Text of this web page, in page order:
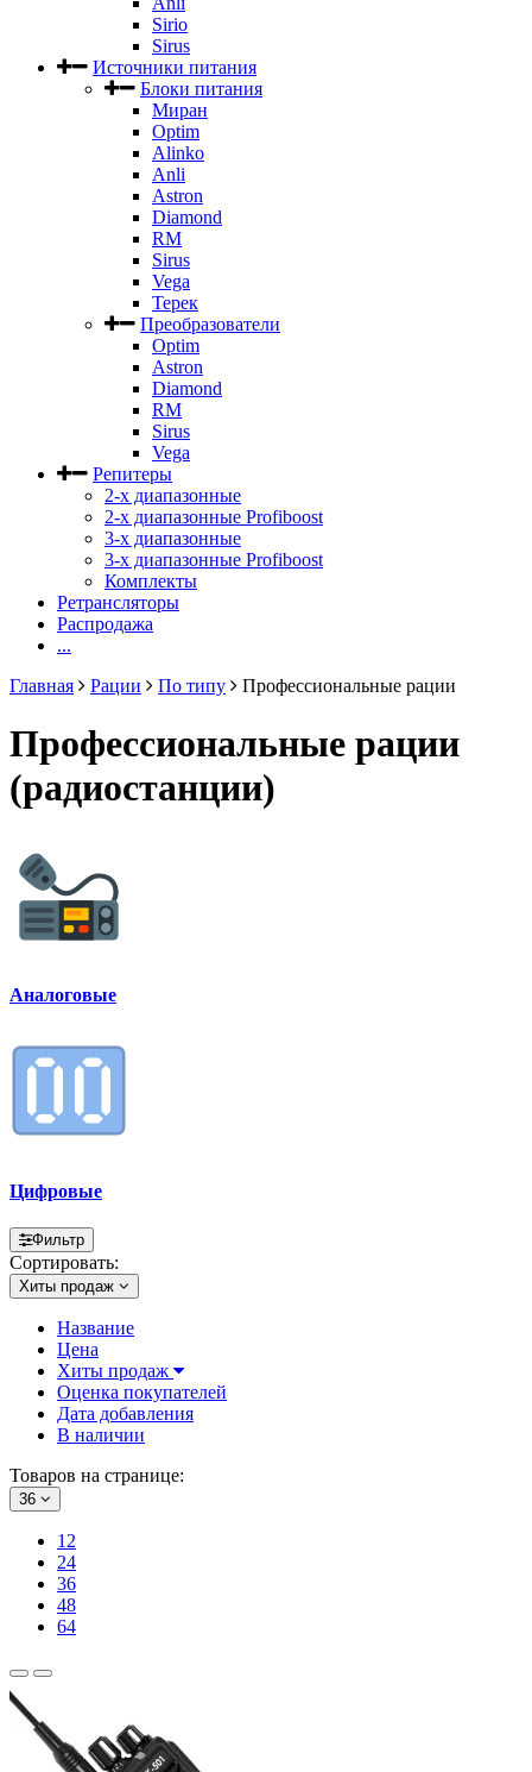
Sirio
Sirus
Источники питания
Блоки питания
Миран
Optim
Alinko
Anli
Astron
Diamond
RM
Sirus
Vega
Терек
Преобразователи
Optim
Astron
Diamond
RM
Sirus
Vega
Репитеры
2-х диапазонные
2-х диапазонные Profiboost
3-х диапазонные
3-х диапазонные Profiboost
Комплекты
Ретрансляторы
Распродажа
...
Главная
Рации По типу Профессиональные рации
Профессиональные рации
(радиостанции)
Аналоговые
Цифровые
Фильтр
Сортировать:
Хиты продаж
Название
Цена
Хиты продаж
Оценка покупателей
Дата добавления
В наличии
Товаров на странице:
36
12
24
36
48
64